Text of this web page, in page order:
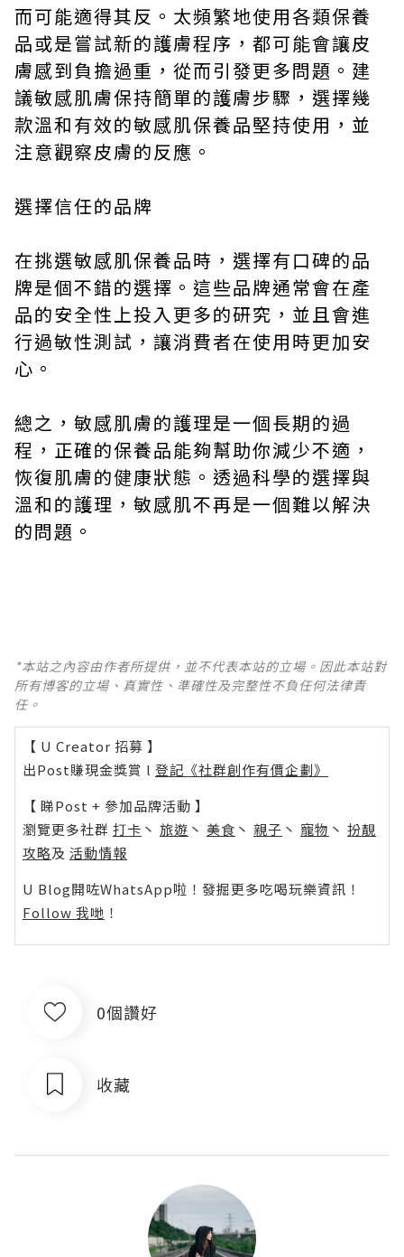
而可能適得其反。太頻繁地使用各類保養
品或是嘗試新的護膚程序，都可能會讓皮
膚感到負擔過重，從而引發更多問題。建
議敏感肌膚保持簡單的護膚步驟，選擇幾
款溫和有效的敏感肌保養品堅持使用，並
注意觀察皮膚的反應。
選擇信任的品牌
在挑選敏感肌保養品時，選擇有口碑的品
牌是個不錯的選擇。這些品牌通常會在產
品的安全性上投入更多的研究，並且會進
行過敏性測試，讓消費者在使用時更加安
心。
總之，敏感肌膚的護理是一個長期的過
程，正確的保養品能夠幫助你減少不適，
恢復肌膚的健康狀態。透過科學的選擇與
溫和的護理，敏感肌不再是一個難以解決
的問題。
*本站之內容由作者所提供，並不代表本站的立場。因此本站對
所有博客的立場、真實性、準確性及完整性不負任何法律責
任。
【 U Creator 招募 】
出Post賺現金獎賞 l 登記《社群創作有價企劃》
【 睇Post + 參加品牌活動 】
瀏覽更多社群 打卡 丶 旅遊 丶 美食 丶 親子 丶 寵物 丶 扮靚
攻略及 活動情報
U Blog開咗WhatsApp啦！發掘更多吃喝玩樂資訊！
Follow 我哋 ！
0個讚好
收藏